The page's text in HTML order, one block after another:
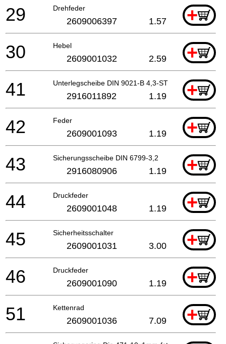
Drehfeder +
29 2609006397 1.57
Hebel +
30 2609001032 2.59
Unterlegscheibe DIN 9021-B 4,3-ST +
41 2916011892 1.19
Feder +
42 2609001093 1.19
Sicherungsscheibe DIN 6799-3,2 +
43 2916080906 1.19
Druckfeder +
44 2609001048 1.19
Sicherheitsschalter +
45 2609001031 3.00
Druckfeder +
46 2609001090 1.19
Kettenrad +
51 2609001036 7.09